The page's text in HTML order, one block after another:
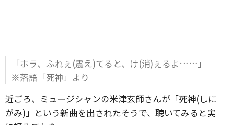
「ホラ、ふれぇ(震え)てると、け(消)ぇるよ……」
※落語「死神」より
近ごろ、ミュージシャンの米津玄師さんが「死神(しに
がみ)」という新曲を出されたそうで、聴いてみると実